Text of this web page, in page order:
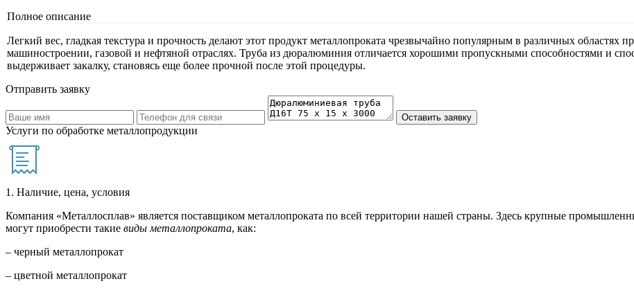
Полное описание
Легкий вес, гладкая текстура и прочность делают этот продукт металлопроката чрезвычайно популярным в различных областях
машиностроении, газовой и нефтяной отраслях. Труба из дюралюминия отличается хорошими пропускными способностями и
выдерживает закалку, становясь еще более прочной после этой процедуры.
Отправить заявку
Услуги по обработке металлопродукции
1. Наличие, цена, условия
Компания «Металлосплав» является поставщиком металлопроката по всей территории нашей страны. Здесь крупные
могут приобрести такие виды металлопроката, как:
– черный металлопрокат
– цветной металлопрокат